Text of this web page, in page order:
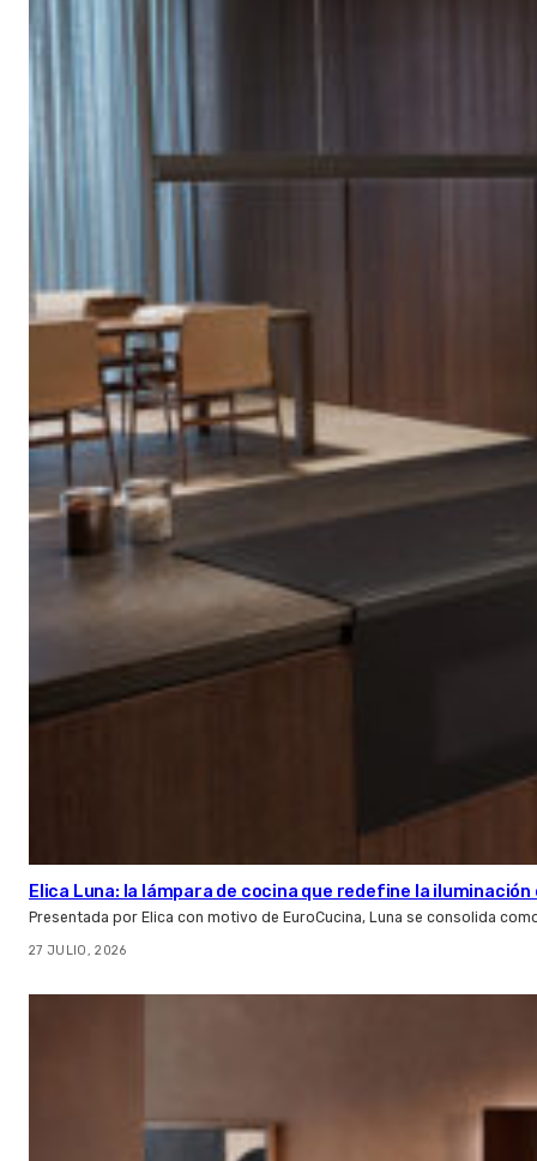
Elica Luna: la lámpara de cocina que redefine la
Presentada por Elica con motivo de EuroCucina, Luna se consolida
27 JULIO, 2026